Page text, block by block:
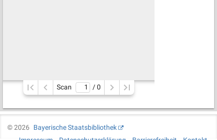
Scan / 0
©2026
Bayerische Staatsbibliothek